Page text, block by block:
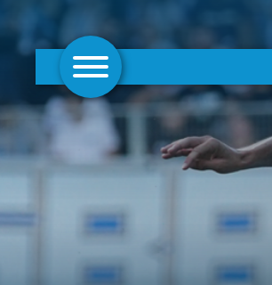
AKTUELLES
FRAUEN